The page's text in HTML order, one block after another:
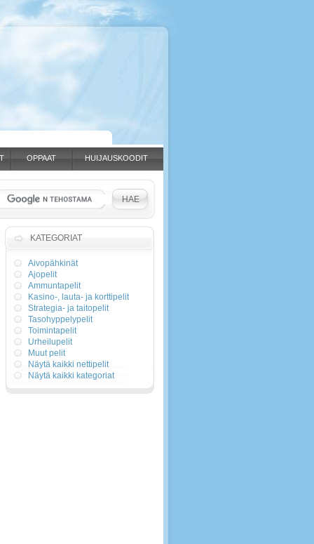
OPPAAT HUIJAUSKOODIT
KATEGORIAT
Aivopähkinät
Ajopelit
Ammuntapelit
Kasino-, lauta- ja korttipelit
Strategia- ja taitopelit
Tasohyppelypelit
Toimintapelit
Urheilupelit
Muut pelit
Näytä kaikki nettipelit
Näytä kaikki kategoriat